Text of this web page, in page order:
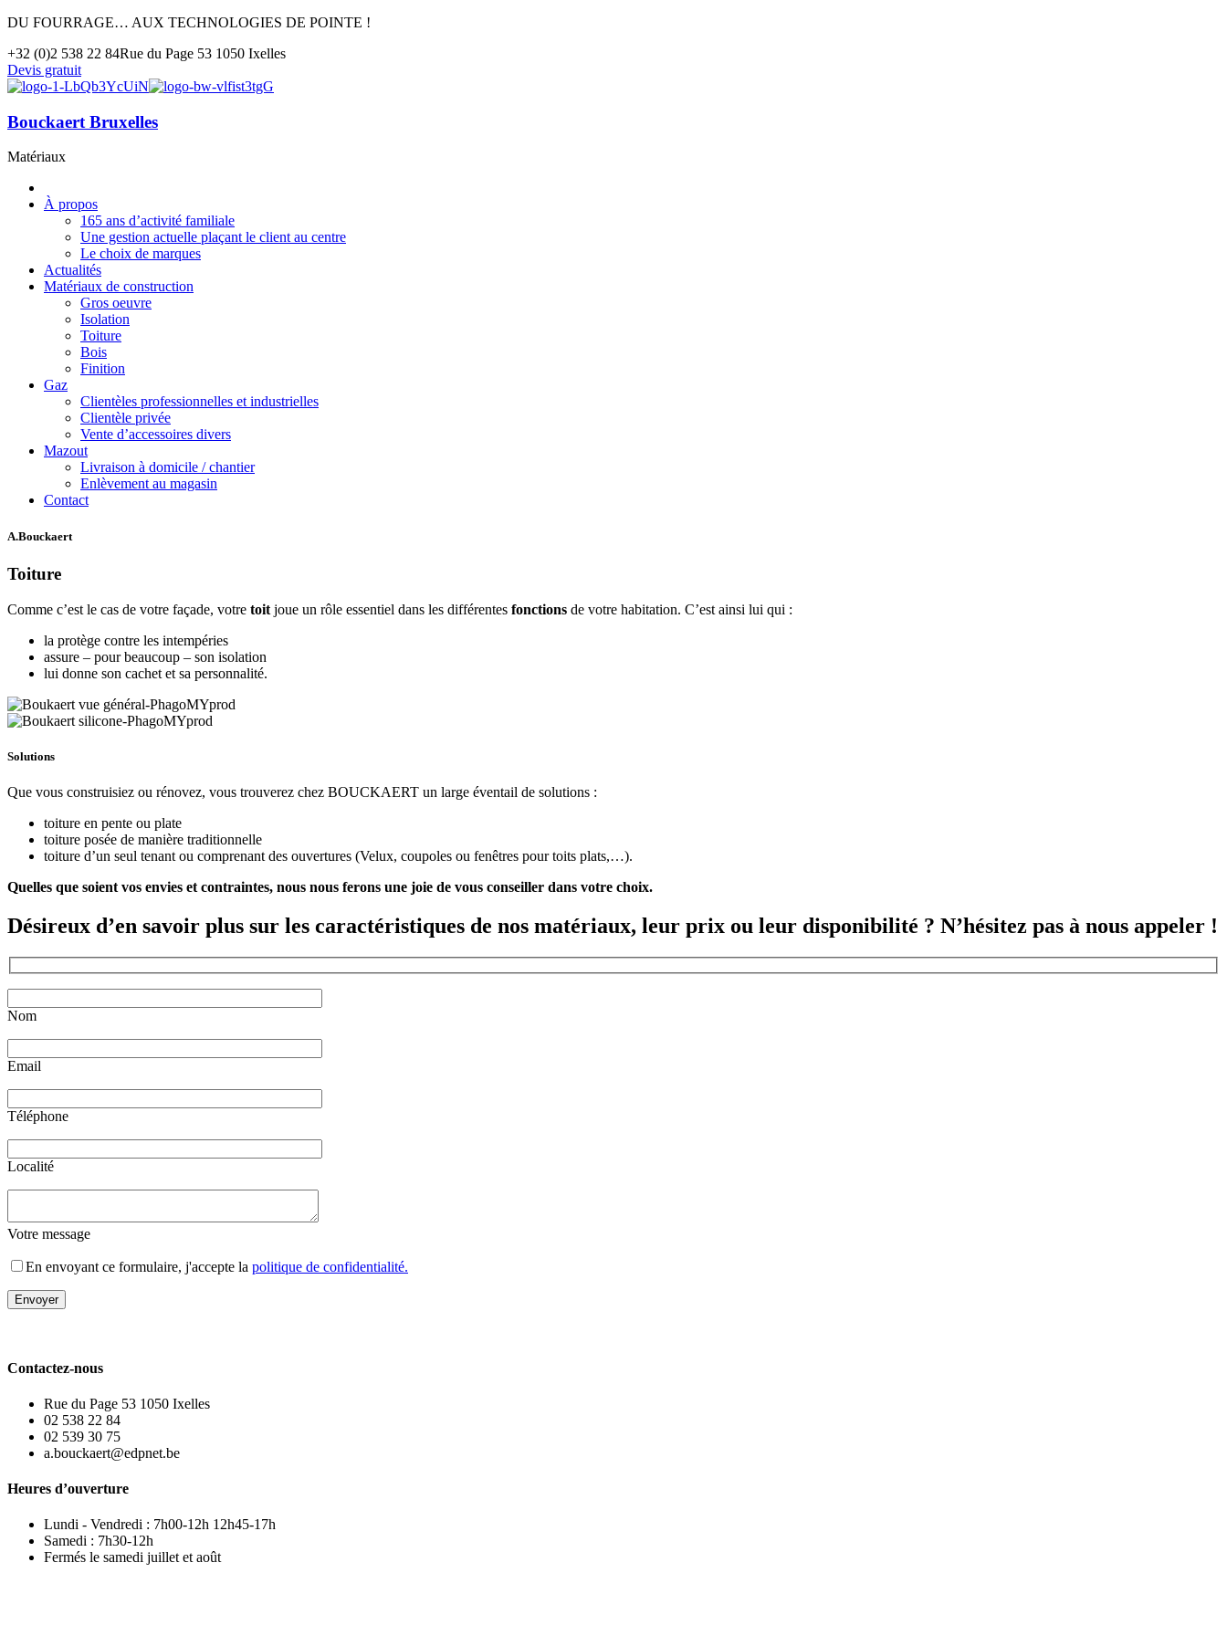
DU FOURRAGE… AUX TECHNOLOGIES DE POINTE !
+32 (0)2 538 22 84Rue du Page 53 1050 Ixelles
Devis gratuit
Bouckaert Bruxelles
Matériaux
À propos
165 ans d’activité familiale
Une gestion actuelle plaçant le client au centre
Le choix de marques
Actualités
Matériaux de construction
Gros oeuvre
Isolation
Toiture
Bois
Finition
Gaz
Clientèles professionnelles et industrielles
Clientèle privée
Vente d’accessoires divers
Mazout
Livraison à domicile / chantier
Enlèvement au magasin
Contact
A.Bouckaert
Toiture
Comme c’est le cas de votre façade, votre toit joue un rôle essentiel dans les différentes fonctions de votre habitation. C’est ainsi lui qui :
la protège contre les intempéries
assure – pour beaucoup – son isolation
lui donne son cachet et sa personnalité.
Solutions
Que vous construisiez ou rénovez, vous trouverez chez BOUCKAERT un large éventail de solutions :
toiture en pente ou plate
toiture posée de manière traditionnelle
toiture d’un seul tenant ou comprenant des ouvertures (Velux, coupoles ou fenêtres pour toits plats,…).
Quelles que soient vos envies et contraintes, nous nous ferons une joie de vous conseiller dans votre choix.
Désireux d’en savoir plus sur les caractéristiques de nos matériaux, leur prix ou leur disponibilité ? N’hésitez pas à nous appeler !
Nom
Email
Téléphone
Localité
Votre message
En envoyant ce formulaire, j'accepte la politique de confidentialité.
Contactez-nous
Rue du Page 53 1050 Ixelles
02 538 22 84
02 539 30 75
a.bouckaert@edpnet.be
Heures d’ouverture
Lundi - Vendredi : 7h00-12h 12h45-17h
Samedi : 7h30-12h
Fermés le samedi juillet et août